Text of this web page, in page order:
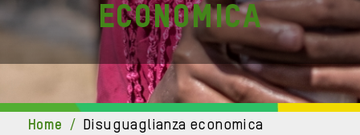
economica
home / disuguaglianza economica